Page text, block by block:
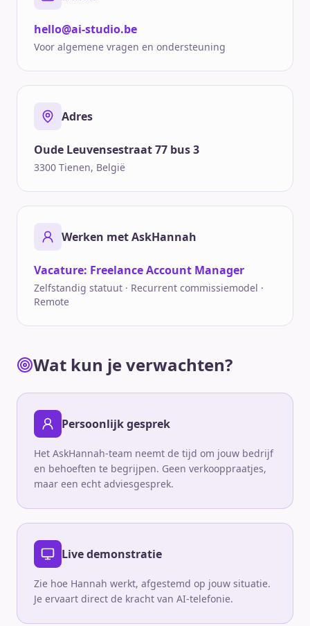
hello@ai-studio.be
Voor algemene vragen en ondersteuning
Adres
Oude Leuvensestraat 77 bus 3
3300 Tienen, België
Werken met AskHannah
Vacature: Freelance Account Manager
Zelfstandig statuut · Recurrent commissiemodel ·
Remote
Wat kun je verwachten?
Persoonlijk gesprek
Het AskHannah-team neemt de tijd om jouw bedrijf
en behoeften te begrijpen. Geen verkooppraatjes,
maar een echt adviesgesprek.
Live demonstratie
Zie hoe Hannah werkt, afgestemd op jouw situatie.
Je ervaart direct de kracht van AI-telefonie.